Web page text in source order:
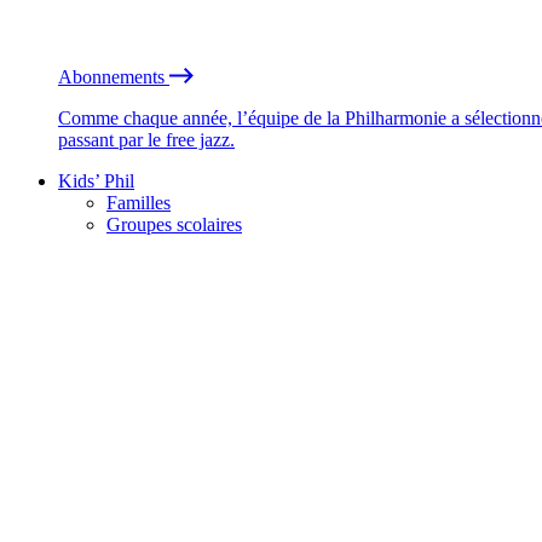
Abonnements
Comme chaque année, l’équipe de la Philharmonie a
passant par le free jazz.
Kids’ Phil
Familles
Groupes scolaires